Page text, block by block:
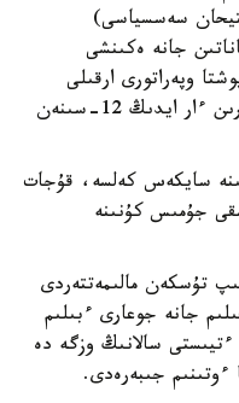
سەسسياسى)
جانە ەكىنشى
وپەراتورى ارقىلى
اشىلعان اعىمداعى شوتىنىڭ دەرەكتەرىن ءار ايدىڭ 12-سىنەن
كۇنىنە سايكەس كەلسە، قۇجات
جۇمىس كۇنىنە
تۇسكەن مالىمەتتەردى
جانە جوعارى ءبىلىم
ءتيىستى سالانىڭ وزگە دە
ءوتىنىم جىبەرەدى.